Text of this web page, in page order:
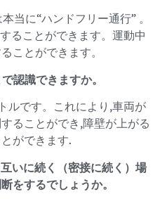
当に“ハンドフリー通行” 。
ることができます。運動中
ことができます。
認識できますか。
ルです。これにより,車両が
ることができ,障壁が上がる
ができます.
いに続く（密接に続く）場
をするでしょうか。